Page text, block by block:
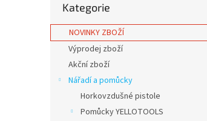
r
a
kategorie
Kategorie
NOVINKY ZBOŽÍ
Výprodej zboží
Akční zboží
Nářadí a pomůcky
Horkovzdušné pistole
Pomůcky YELLOTOOLS